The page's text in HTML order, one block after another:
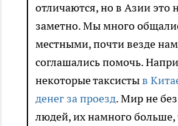
отличаются, но в Азии это
заметно. Мы много
местными, почти везде нам
соглашались помочь.
некоторые таксистыв
денег за проезд. Мир не
людей, их намного